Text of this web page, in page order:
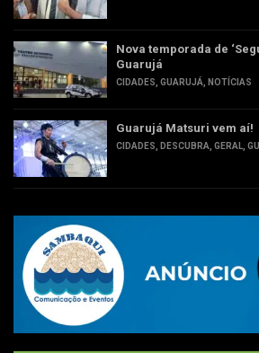
Nova temporada de
Guarujá
CIDADES GUARUJÁ NOTÍCIAS
Guarujá Matsuri vem aí!
CIDADES DESCUBRA GERAL